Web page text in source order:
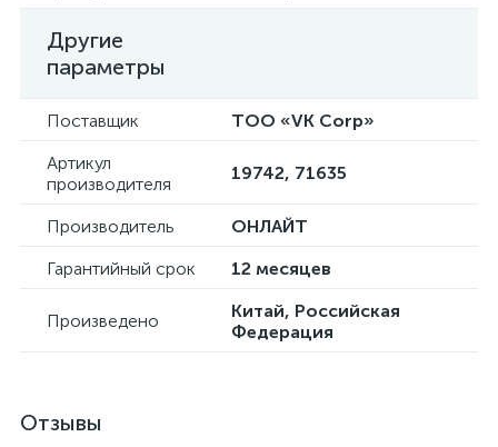
Другие
параметры
Поставщик
ТОО «VK Corp»
Артикул
производителя
19742, 71635
Производитель
ОНЛАЙТ
Гарантийный срок
12 месяцев
Произведено
Китай, Российская
Федерация
Отзывы